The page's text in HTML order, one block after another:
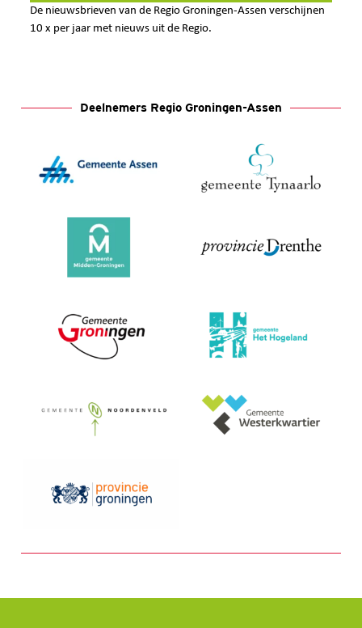
De nieuwsbrieven van de Regio Groningen-Assen verschijnen
10 x per jaar met nieuws uit de Regio.
Deelnemers Regio Groningen-Assen